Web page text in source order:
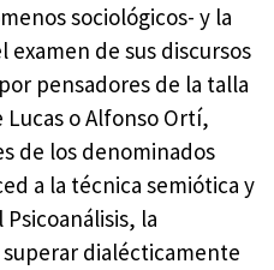
sociológicos- y la
de sus discursos
pensadores de la talla
Lucas o Alfonso Ortí,
de los denominados
a la técnica semiótica y
la
dialécticamente